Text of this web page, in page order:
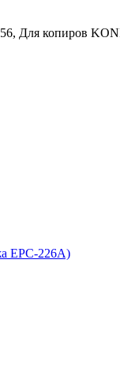
Для копиров
EPC-226A)